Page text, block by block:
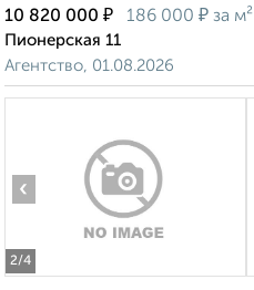
10 820 000 ₽ 186 000 ₽ за м²
Пионерская 11
Агентство, 01.08.2026
2/4
‹